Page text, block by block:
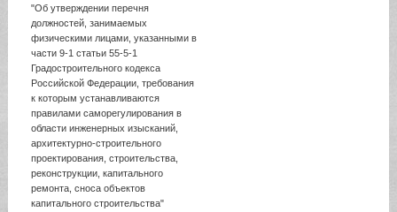
"Об утверждении перечня
должностей, занимаемых
физическими лицами, указанными в
части 9-1 статьи 55-5-1
Градостроительного кодекса
Российской Федерации, требования
к которым устанавливаются
правилами саморегулирования в
области инженерных изысканий,
архитектурно-строительного
проектирования, строительства,
реконструкции, капитального
ремонта, сноса объектов
капитального строительства"